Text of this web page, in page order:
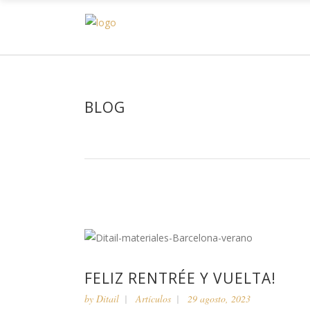
BLOG
FELIZ RENTRÉE Y VUELTA!
by Ditail Artículos 29 agosto, 2023